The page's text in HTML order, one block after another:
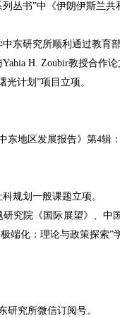
列丛书”中《伊朗伊斯兰
中东研究所顺利通过教育
Yahia H. Zoubir教授合作论
光计划 ”项目立项。
东地区发展报告》第4辑
规划一般课题立项。
研究院《国际展望》、
端化：理论与政策探索”
研究所微信订阅号。